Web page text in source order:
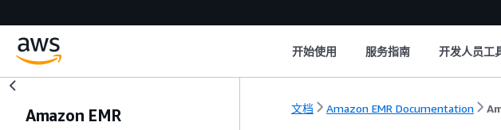
开始使用 服务指南 开发人员工
Amazon EMR 文档 Amazon EMR Documentation